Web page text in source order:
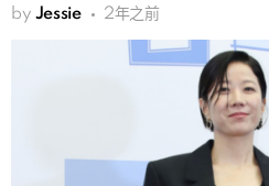
by Jessie 2年之前